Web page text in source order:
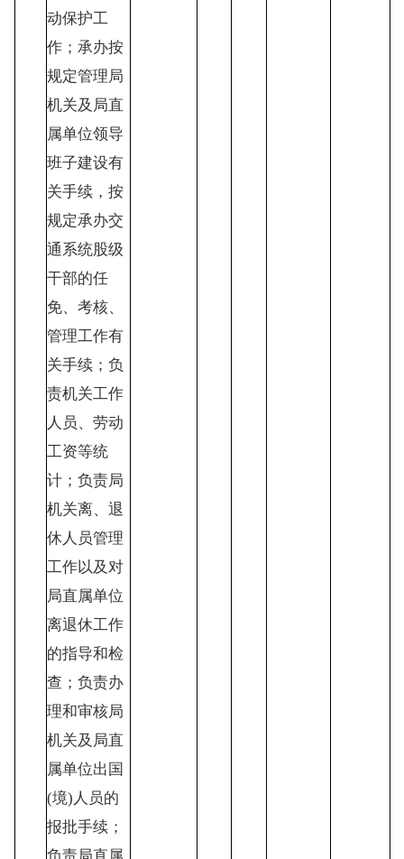
动保护工
作；承办按
规定管理局
机关及局直
属单位领导
班子建设有
关手续，按
规定承办交
通系统股级
干部的任
免、考核、
管理工作有
关手续；负
责机关工作
人员、劳动
工资等统
计；负责局
机关离、退
休人员管理
工作以及对
局直属单位
离退休工作
的指导和检
查；负责办
理和审核局
机关及局直
属单位出国
(境)人员的
报批手续；